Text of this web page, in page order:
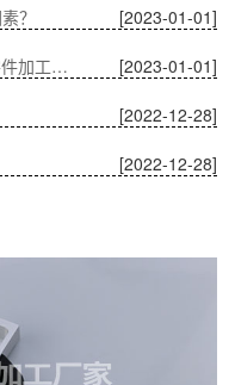
[2023-01-01]
？
[2023-01-01]
告诉你-金属精密医疗零件的cnc医疗零件加工有什么优势？
[2022-12-28]
[2022-12-28]